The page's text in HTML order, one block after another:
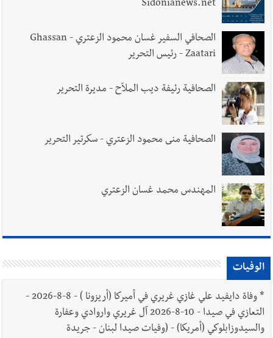
Sidonianews.net
الصحافي السفير غسان محمود الزعتري - Ghassan
Zaatari - رئيس التحرير
الصحافية رئيفة ديب الملاّح - مديرة التحرير
الصحافية منى محمود الزعتري - سكرتير التحرير
المهندس محمد غسان الزعتري
الوفيات
*
وفاة دايفيد علي غازي غريري في أميركا (أريزونا ) - 8-8-2026 -
التعازي في صيدا - 10-8-2026 آل غريري واروادي وعفارة
والسيدوزابلوكي (أمريكا) - (وفيات صيدا لبنان - جريدة